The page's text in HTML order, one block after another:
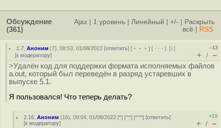
Обсуждение
(361)
Ajax 1 уровень Линейный +/-
Раскрыть
всё
RSS
1.7 ,Аноним (7), 08:53, 01/08/2022 [ответить] [ ﹢﹢﹢] [ · · ·][↓]
[к модератору]
–13
+ / –
>Удалён код для поддержки формата исполняемых файлов
a.out, который был переведён в разряд устаревших в
выпуске 5.1.
Я пользовался! Что теперь делать?
2.16 ,Аноним (16), 09:04, 01/08/2022 [^] [^^] [^^^] [ответить]
[к модератору]
+19
+ / –